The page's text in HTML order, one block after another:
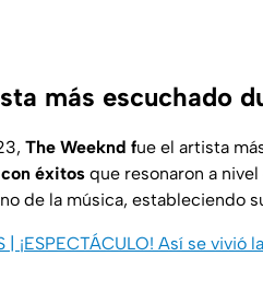
más escuchado
The Weeknd fue el artista
éxitos que resonaron a
de la música, estableciendo
¡ESPECTÁCULO! Así se